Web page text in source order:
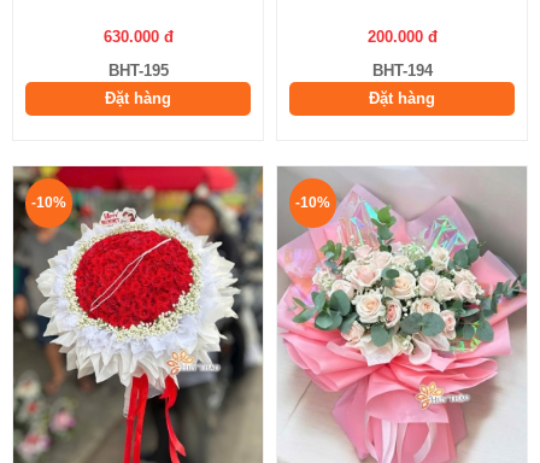
630.000 đ
BHT-195
Đặt hàng
200.000 đ
BHT-194
Đặt hàng
-10% -10%